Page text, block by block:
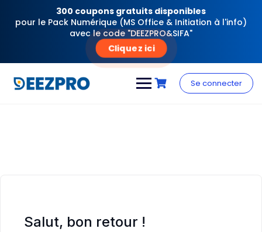
300 coupons gratuits disponibles
pour le Pack Numérique (MS Office & Initiation à l'info)
avec le code "DEEZPRO&SIFA"
Cliquez ici
content
Se connecter
Salut, bon retour !